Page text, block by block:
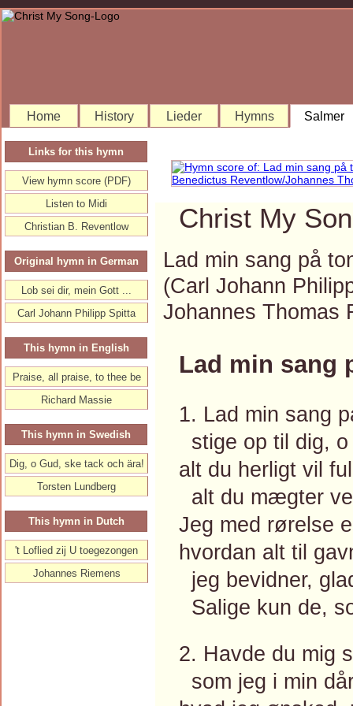
Home History Lieder Hymns Salmer
Christ My
Lad min sang på
(Carl Johann
Johannes Thomas
Lad min sang
1. Lad min sang
stige op til dig,
alt du herligt vil
alt du mægter
Jeg med rørelse
hvordan alt til
jeg bevidner,
Salige kun de,
2. Havde du mig
som jeg i min
Links for this hymn
View hymn score (PDF)
Listen to Midi
Christian B. Reventlow
Original hymn in German
Lob sei dir, mein Gott ...
Carl Johann Philipp Spitta
This hymn in English
Praise, all praise, to thee be
Richard Massie
This hymn in Swedish
Dig, o Gud, ske tack och ära!
Torsten Lundberg
This hymn in Dutch
't Loflied zij U toegezongen
Johannes Riemens